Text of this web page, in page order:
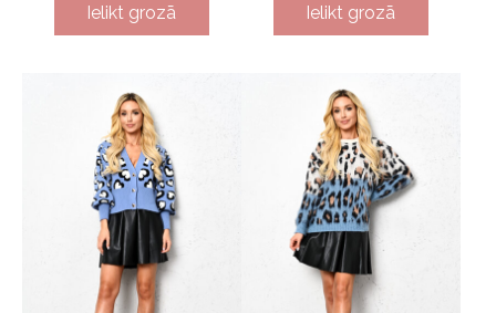
Ielikt grozā Ielikt grozā